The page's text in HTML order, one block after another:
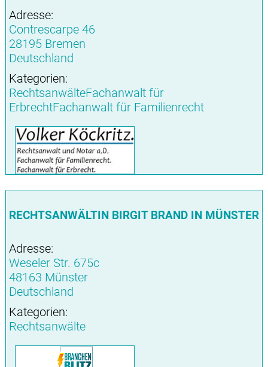
Adresse:
Contrescarpe 46
28195 Bremen
Deutschland
Kategorien:
RechtsanwälteFachanwalt für
ErbrechtFachanwalt für Familienrecht
RECHTSANWÄLTIN BIRGIT BRAND IN MÜNSTER
Adresse:
Weseler Str. 675c
48163 Münster
Deutschland
Kategorien:
Rechtsanwälte